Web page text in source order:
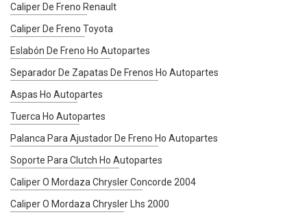
Caliper De Freno Renault
Caliper De Freno Toyota
Eslabón De Freno Ho Autopartes
Separador De Zapatas De Frenos Ho Autopartes
Aspas Ho Autopartes
Tuerca Ho Autopartes
Palanca Para Ajustador De Freno Ho Autopartes
Soporte Para Clutch Ho Autopartes
Caliper O Mordaza Chrysler Concorde 2004
Caliper O Mordaza Chrysler Lhs 2000